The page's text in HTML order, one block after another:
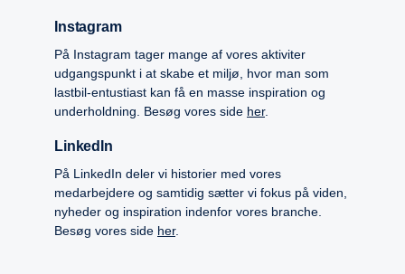
Instagram
På Instagram tager mange af vores aktiviter
udgangspunkt i at skabe et miljø, hvor man som
lastbil-entustiast kan få en masse inspiration og
underholdning. Besøg vores side her.
LinkedIn
På LinkedIn deler vi historier med vores
medarbejdere og samtidig sætter vi fokus på viden,
nyheder og inspiration indenfor vores branche.
Besøg vores side her.